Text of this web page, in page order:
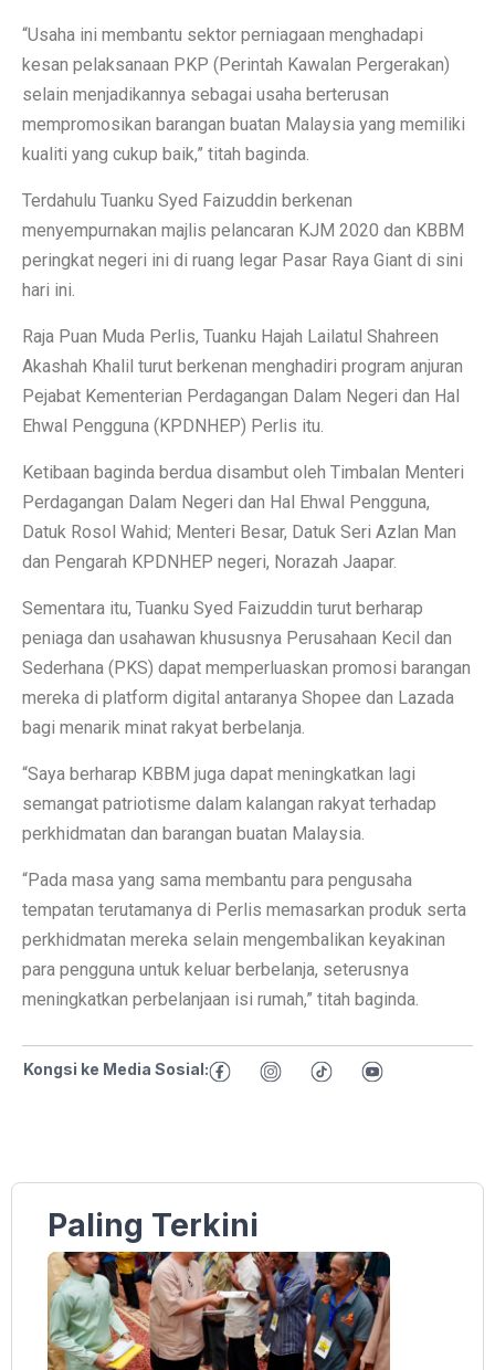
“Usaha ini membantu sektor perniagaan menghadapi
kesan pelaksanaan PKP (Perintah Kawalan Pergerakan)
selain menjadikannya sebagai usaha berterusan
mempromosikan barangan buatan Malaysia yang memiliki
kualiti yang cukup baik,” titah baginda.
Terdahulu Tuanku Syed Faizuddin berkenan
menyempurnakan majlis pelancaran KJM 2020 dan KBBM
peringkat negeri ini di ruang legar Pasar Raya Giant di sini
hari ini.
Raja Puan Muda Perlis, Tuanku Hajah Lailatul Shahreen
Akashah Khalil turut berkenan menghadiri program anjuran
Pejabat Kementerian Perdagangan Dalam Negeri dan Hal
Ehwal Pengguna (KPDNHEP) Perlis itu.
Ketibaan baginda berdua disambut oleh Timbalan Menteri
Perdagangan Dalam Negeri dan Hal Ehwal Pengguna,
Datuk Rosol Wahid; Menteri Besar, Datuk Seri Azlan Man
dan Pengarah KPDNHEP negeri, Norazah Jaapar.
Sementara itu, Tuanku Syed Faizuddin turut berharap
peniaga dan usahawan khususnya Perusahaan Kecil dan
Sederhana (PKS) dapat memperluaskan promosi barangan
mereka di platform digital antaranya Shopee dan Lazada
bagi menarik minat rakyat berbelanja.
“Saya berharap KBBM juga dapat meningkatkan lagi
semangat patriotisme dalam kalangan rakyat terhadap
perkhidmatan dan barangan buatan Malaysia.
“Pada masa yang sama membantu para pengusaha
tempatan terutamanya di Perlis memasarkan produk serta
perkhidmatan mereka selain mengembalikan keyakinan
para pengguna untuk keluar berbelanja, seterusnya
meningkatkan perbelanjaan isi rumah,” titah baginda.
Kongsi ke Media Sosial:
Paling Terkini